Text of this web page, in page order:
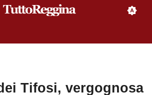
Tifosi, vergognosa